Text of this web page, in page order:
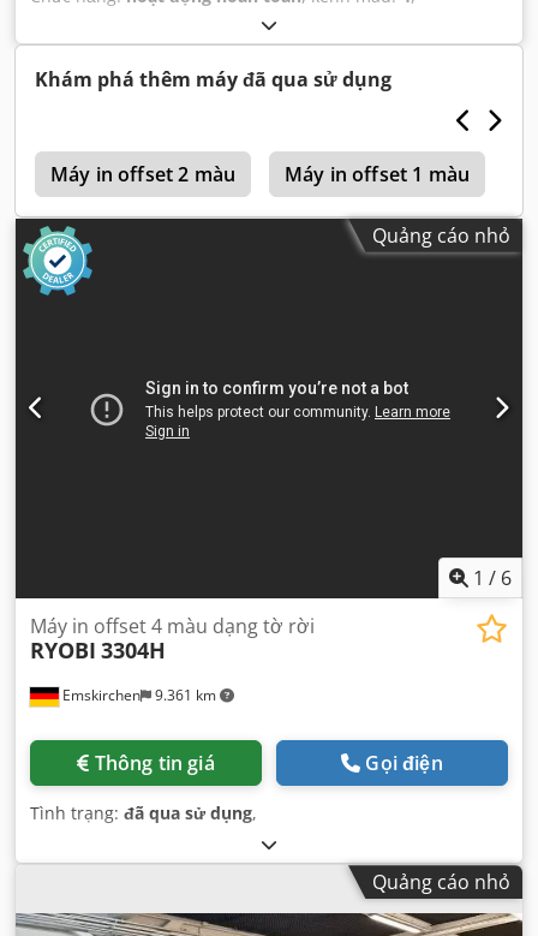
Khám phá thêm máy đã qua sử dụng
Máy in offset 2 màu Máy in offset 1 màu
Quảng cáo nhỏ
1 / 6
Emskirchen 9.361 km
Máy in offset 4 màu dạng tờ rời
RYOBI 3304H
Thông tin giá Gọi điện
Tình trạng: đã qua sử dụng,
Quảng cáo nhỏ